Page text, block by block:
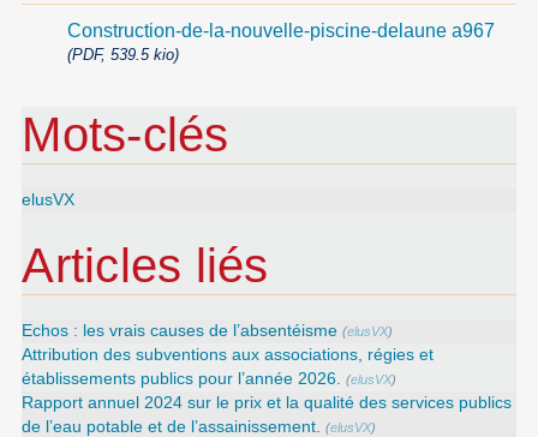
Construction-de-la-nouvelle-piscine-delaune a967
(PDF, 539.5 kio)
Mots-clés
elusVX
Articles liés
Echos : les vrais causes de l’absentéisme (elusVX)
Attribution des subventions aux associations, régies et
établissements publics pour l’année 2026.
(elusVX)
Rapport annuel 2024 sur le prix et la qualité des services publics
de l’eau potable et de l’assainissement.
(elusVX)